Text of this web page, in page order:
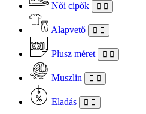
Női cipők
Alapvető
Plusz méret
Muszlin
Eladás